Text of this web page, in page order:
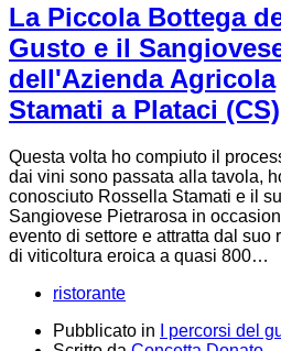
La Piccola Bottega
Gusto e il
dell'Azienda Agricola
Stamati a Plataci (CS)
Questa volta ho compiuto il
dai vini sono passata alla tavola,
conosciuto Rossella Stamati e il
Sangiovese Pietrarosa in
evento di settore e attratta dal suo
di viticoltura eroica a quasi 800…
ristorante
Pubblicato in
I percorsi del